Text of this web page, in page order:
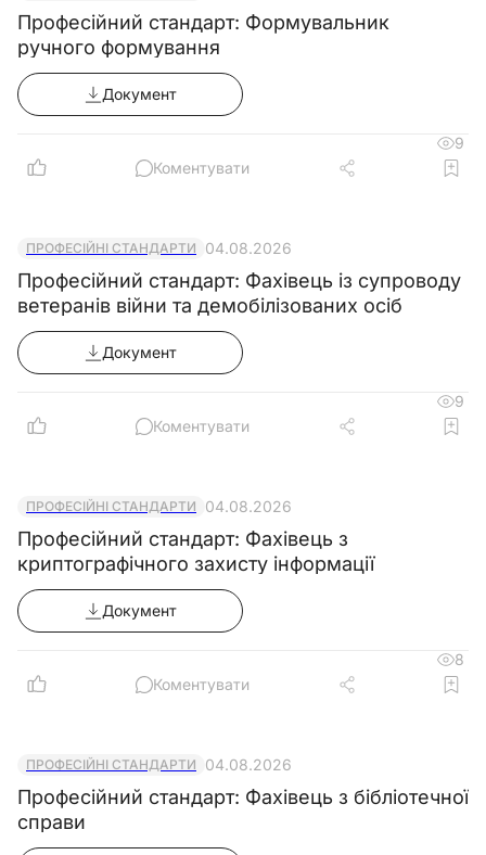
Професійний стандарт: Формувальник
ручного формування
Документ
9
Коментувати
ПРОФЕСІЙНІ СТАНДАРТИ 04.08.2026
Професійний стандарт: Фахівець із супроводу
ветеранів війни та демобілізованих осіб
Документ
9
Коментувати
ПРОФЕСІЙНІ СТАНДАРТИ 04.08.2026
Професійний стандарт: Фахівець з
криптографічного захисту інформації
Документ
8
Коментувати
ПРОФЕСІЙНІ СТАНДАРТИ 04.08.2026
Професійний стандарт: Фахівець з бібліотечної
справи